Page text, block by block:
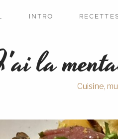
INTRO
la
Cuisine,